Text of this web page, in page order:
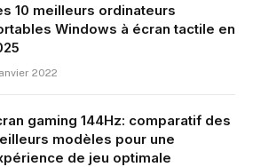
10 meilleurs ordinateurs
Windows à écran tactile en
2022
gaming 144Hz: comparatif des
modèles pour une
de jeu optimale